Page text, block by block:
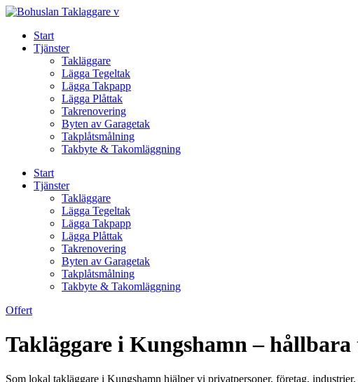
Skip
contentStart
Tjänster
Takläggare
Lägga Tegeltak
Lägga Takpapp
Lägga Plåttak
Takrenovering
Byten av Garagetak
Takplåtsmålning
Takbyte & Takomläggning
Start
Tjänster
Takläggare
Lägga Tegeltak
Lägga Takpapp
Lägga Plåttak
Takrenovering
Byten av Garagetak
Takplåtsmålning
Takbyte & Takomläggning
Offert
Takläggare i Kungshamn –
Som lokal takläggare i Kungshamn hjälper vi privatpersoner, företag,